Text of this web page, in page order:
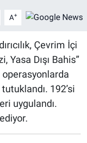
A+
Çevrim İçi
Yasa Dışı Bahis”
192’si
uygulandı.